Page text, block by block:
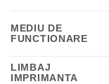
MEDIU DE
FUNCTIONARE
LIMBAJ
IMPRIMANTA